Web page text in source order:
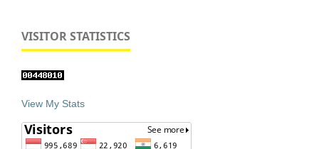
VISITOR STATISTICS
View My Stats